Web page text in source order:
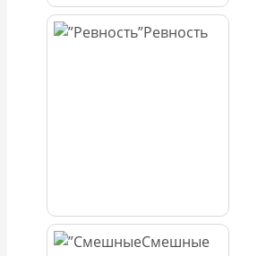
Ревность
Смешные